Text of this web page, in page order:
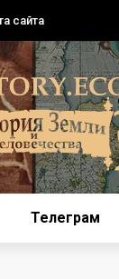
сайта
Телеграм